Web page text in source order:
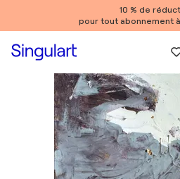
10 % de
pour tout abonnement